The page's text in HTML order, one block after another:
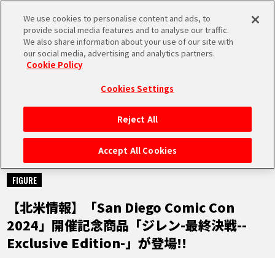
MEN
HOME
NEWS
RANKING
MOVIE
NEWS
2024.06.20
FIGURE
【北米情報】「San Diego Comic Con
2024」開催記念商品「ジレン-最終決戦--
Exclusive Edition-」が登場!!
We use cookies to personalise content and ads, to
provide social media features and to analyse our traffic.
We also share information about your use of our site with
our social media, advertising and analytics partners.
Cookie Policy
Cookies Settings
Reject All
Accept All Cookies